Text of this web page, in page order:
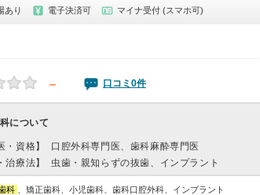
あり 電子決済可 マイナ受付 (スマホ可)
－ 口コミ0件
について
・資格】
口腔外科専門医、歯科麻酔専門医
治療法】
虫歯・親知らずの抜歯、インプラント
科
、矯正歯科、小児歯科、歯科口腔外科、インプラント